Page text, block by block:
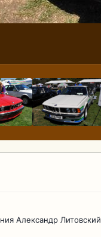
Александр Литовский